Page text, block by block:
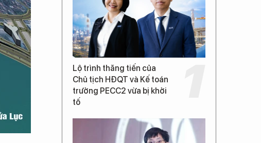
Lộ trình thăng tiến của
Chủ tịch HĐQT và Kế toán
trưởng PECC2 vừa bị khởi
tố